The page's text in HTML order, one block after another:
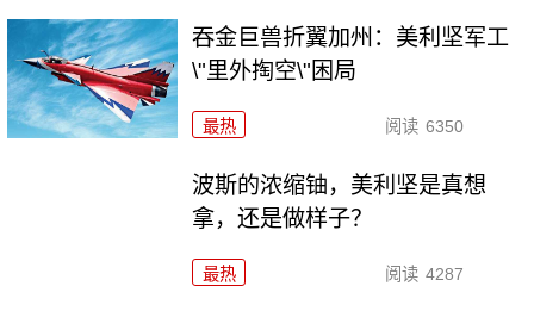
吞金巨兽折翼加州：美利坚军工
\"里外掏空\"困局
最热 阅读 6350
波斯的浓缩铀，美利坚是真想
拿，还是做样子？
最热 阅读 4287